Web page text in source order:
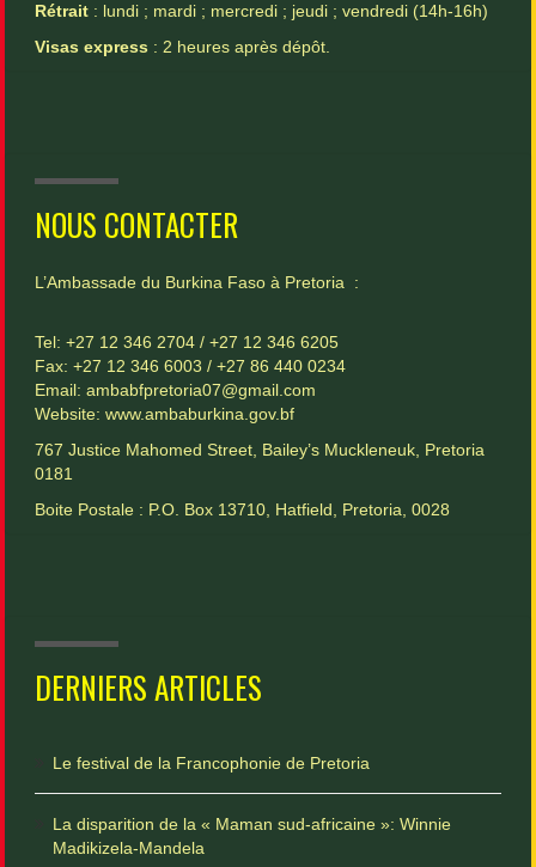
Rétrait : lundi ; mardi ; mercredi ; jeudi ; vendredi (14h-16h)
Visas express : 2 heures après dépôt.
NOUS CONTACTER
L’Ambassade du Burkina Faso à Pretoria :
Tel: +27 12 346 2704 / +27 12 346 6205
Fax: +27 12 346 6003 / +27 86 440 0234
Email: ambabfpretoria07@gmail.com
Website: www.ambaburkina.gov.bf
767 Justice Mahomed Street, Bailey’s Muckleneuk, Pretoria
0181
Boite Postale : P.O. Box 13710, Hatfield, Pretoria, 0028
DERNIERS ARTICLES
Le festival de la Francophonie de Pretoria
La disparition de la « Maman sud-africaine »: Winnie
Madikizela-Mandela